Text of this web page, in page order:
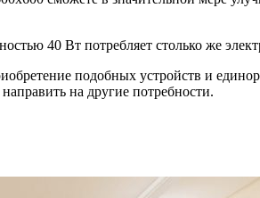
40 Вт потребляет столько же
подобных устройств и
на другие потребности.